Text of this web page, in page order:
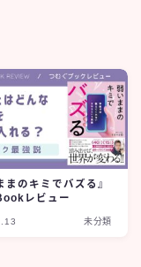
まのキミでバズる』
レビュー
未分類